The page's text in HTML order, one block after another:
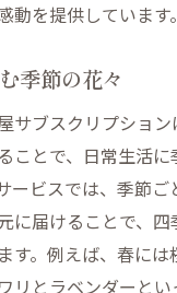
動を提供しています。
季節の花々
サブスクリプショ
ことで、日常生活に
ービスでは、季節
に届けることで、
す。例えば、春には
リとラベンダーと